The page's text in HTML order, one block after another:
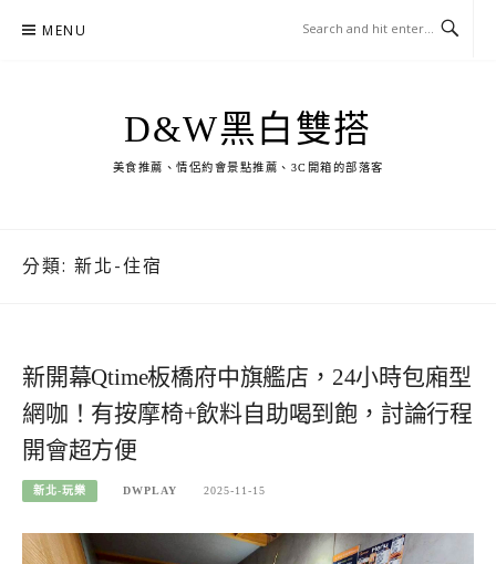
MENU
D&W黑白雙搭
美食推薦、情侶約會景點推薦、3C開箱的部落客
分類: 新北-住宿
新開幕Qtime板橋府中旗艦店，24小時包廂型
網咖！有按摩椅+飲料自助喝到飽，討論行程
開會超方便
新北-玩樂 DWPLAY 2025-11-15